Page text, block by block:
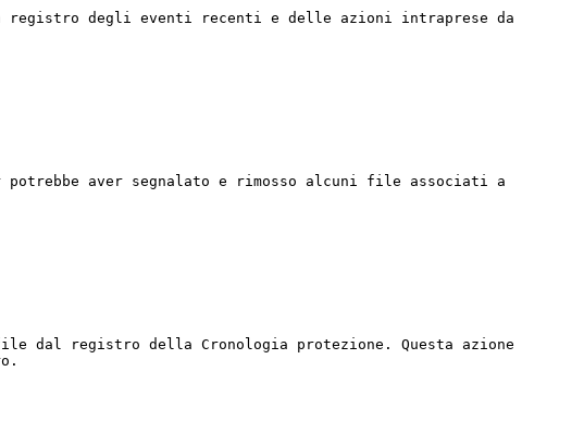
registro degli eventi recenti e delle azioni intraprese da
potrebbe aver segnalato e rimosso alcuni file associati a
dal registro della Cronologia protezione. Questa azione